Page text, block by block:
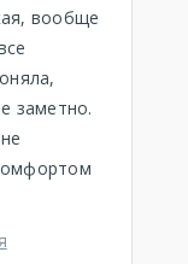
вообще
заметно.